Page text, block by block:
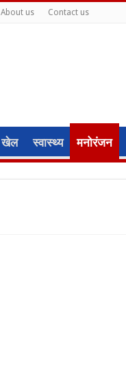
About us Contact us
खेल स्वास्थ्य मनोरंजन